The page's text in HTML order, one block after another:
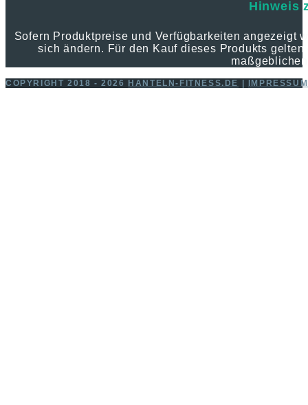
Hinweis
Sofern Produktpreise und Verfügbarkeiten angezeigt
sich ändern. Für den Kauf dieses Produkts
COPYRIGHT 2018 - 2026 HANTELN-FITNESS.DE IMPRESSUM